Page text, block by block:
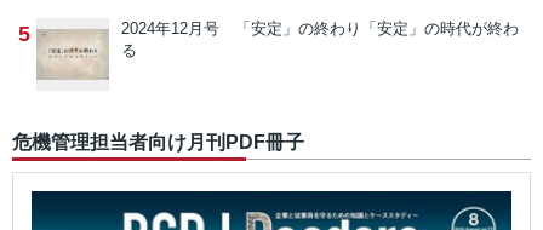
5 2024年12月号 「安定」の終わり
「安定」の時代が終わ
る
危機管理担当者向け月刊PDF冊子